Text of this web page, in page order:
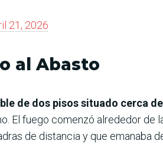
21, 2026
al Abasto
de dos pisos situado cerca
El fuego comenzó alrededor de
de distancia y que emanaba